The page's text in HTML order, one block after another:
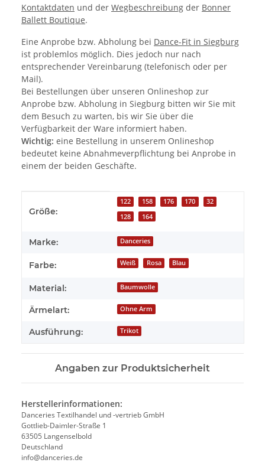
Kontaktdaten und der Wegbeschreibung der Bonner
Ballett Boutique.
Eine Anprobe bzw. Abholung bei Dance-Fit in Siegburg
ist problemlos möglich. Dies jedoch nur nach
entsprechender Vereinbarung (telefonisch oder per
Mail).
Bei Bestellungen über unseren Onlineshop zur
Anprobe bzw. Abholung in Siegburg bitten wir Sie mit
dem Besuch zu warten, bis wir Sie über die
Verfügbarkeit der Ware informiert haben.
Wichtig: eine Bestellung in unserem Onlineshop
bedeutet keine Abnahmeverpflichtung bei Anprobe in
einem der beiden Geschäfte.
Größe:
122 158 176 170
32
128
164
Marke: Danceries
Farbe: Weiß Rosa Blau
Material: Baumwolle
Ärmelart: Ohne Arm
Ausführung: Trikot
Angaben zur Produktsicherheit
Herstellerinformationen:
Danceries Textilhandel und -vertrieb GmbH
Gottlieb-Daimler-Straße 1
63505 Langenselbold
Deutschland
info@danceries.de